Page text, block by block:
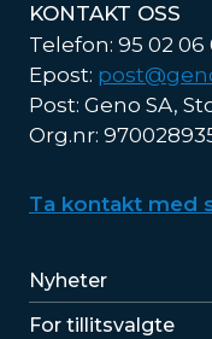
KONTAKT OSS
Telefon: 95 02 06
Epost:
Post: Geno SA,
Org.nr:
Ta kontakt med
Lenker
Nyheter
For tillitsvalgte